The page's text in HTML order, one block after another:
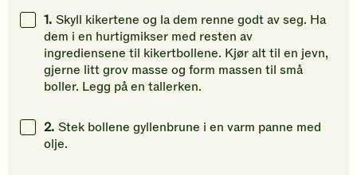
gi
din
vurdering.
din
vurdering.
din
1. Skyll kikertene og la dem renne godt av seg. Ha
dem i en hurtigmikser med resten av
ingrediensene til kikertbollene. Kjør alt til en jevn,
gjerne litt grov masse og form massen til små
boller. Legg på en tallerken.
2. Stek bollene gyllenbrune i en varm panne med
olje.